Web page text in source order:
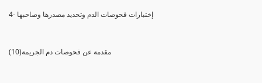
4- إختبارات فحوصات الدم وتحديد مصدرها وصاحبها
(10)مقدمة عن فحوصات دم الجريمة